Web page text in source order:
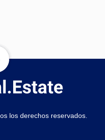
los derechos reservados.